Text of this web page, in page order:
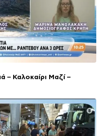
– Καλοκαίρι Μαζί –